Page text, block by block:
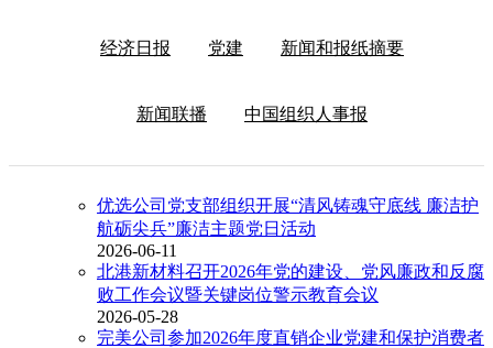
经济日报 党建 新闻和报纸摘要
新闻联播 中国组织人事报
优选公司党支部组织开展“清风铸魂守底线 廉洁护
航砺尖兵”廉洁主题党日活动
2026-06-11
北港新材料召开2026年党的建设、党风廉政和反腐
败工作会议暨关键岗位警示教育会议
2026-05-28
完美公司参加2026年度直销企业党建和保护消费者